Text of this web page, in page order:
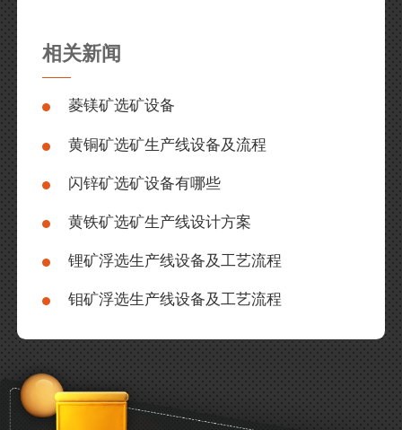
相关新闻
菱镁矿选矿设备
黄铜矿选矿生产线设备及流程
闪锌矿选矿设备有哪些
黄铁矿选矿生产线设计方案
锂矿浮选生产线设备及工艺流程
钼矿浮选生产线设备及工艺流程